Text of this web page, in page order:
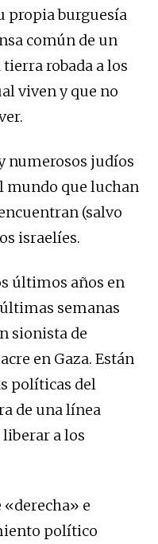
propia burguesía
común de un
robada a los
viven y que no
numerosos judíos
mundo que luchan
(salvo
israelíes.
últimos años en
semanas
sionista de
en Gaza. Están
políticas del
de una línea
a los
e
político